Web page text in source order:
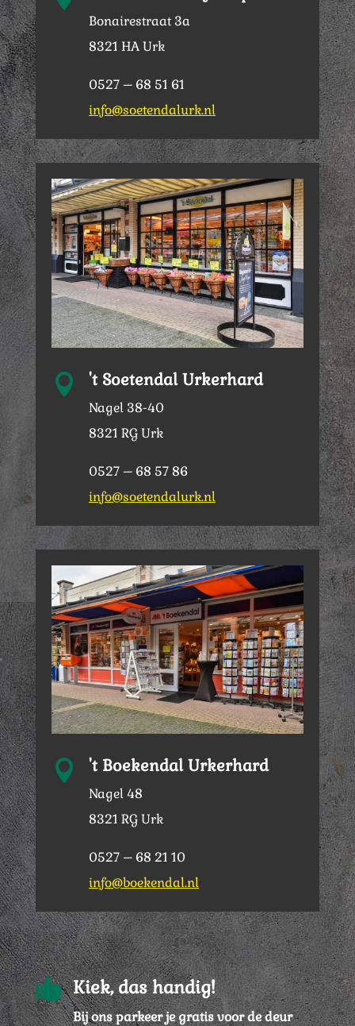
Bonairestraat 3a
8321 HA Urk
0527 – 68 51 61
info@soetendalurk.nl
 't Soetendal Urkerhard
Nagel 38-40
8321 RG Urk
0527 – 68 57 86
info@soetendalurk.nl
 't Boekendal Urkerhard
Nagel 48
8321 RG Urk
0527 – 68 21 10
info@boekendal.nl
 Kiek, das handig!
Bij ons parkeer je gratis voor de deur